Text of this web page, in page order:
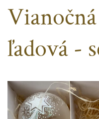
ľadová -